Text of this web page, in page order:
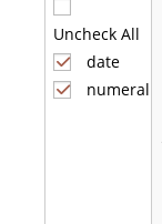
Uncheck All
date
numeral